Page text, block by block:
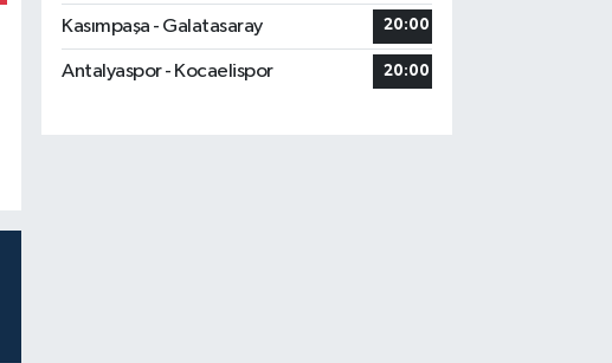
Kasımpaşa - Galatasaray 20:00
Antalyaspor - Kocaelispor 20:00